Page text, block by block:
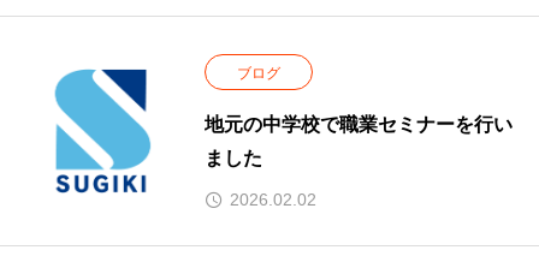
ブログ
地元の中学校で職業セミナーを行い
ました
2026.02.02